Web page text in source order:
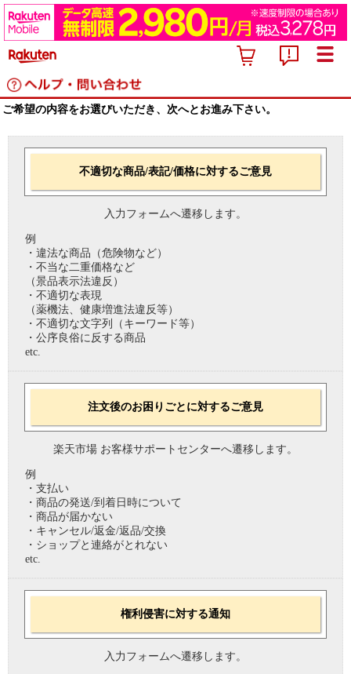
ご希望の内容をお選びいただき、次へとお進み下さい。
不適切な商品/表記/価格に対するご意見
入力フォームへ遷移します。
例
・違法な商品（危険物など）
・不当な二重価格など
（景品表示法違反）
・不適切な表現
（薬機法、健康増進法違反等）
・不適切な文字列（キーワード等）
・公序良俗に反する商品
etc.
注文後のお困りごとに対するご意見
楽天市場 お客様サポートセンターへ遷移します。
例
・支払い
・商品の発送/到着日時について
・商品が届かない
・キャンセル/返金/返品/交換
・ショップと連絡がとれない
etc.
権利侵害に対する通知
入力フォームへ遷移します。